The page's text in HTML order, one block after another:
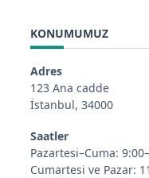
KONUMUMUZ
Adres
123 Ana cadde
İstanbul, 34000
Saatler
Pazartesi–Cuma:
Cumartesi ve Pazar: